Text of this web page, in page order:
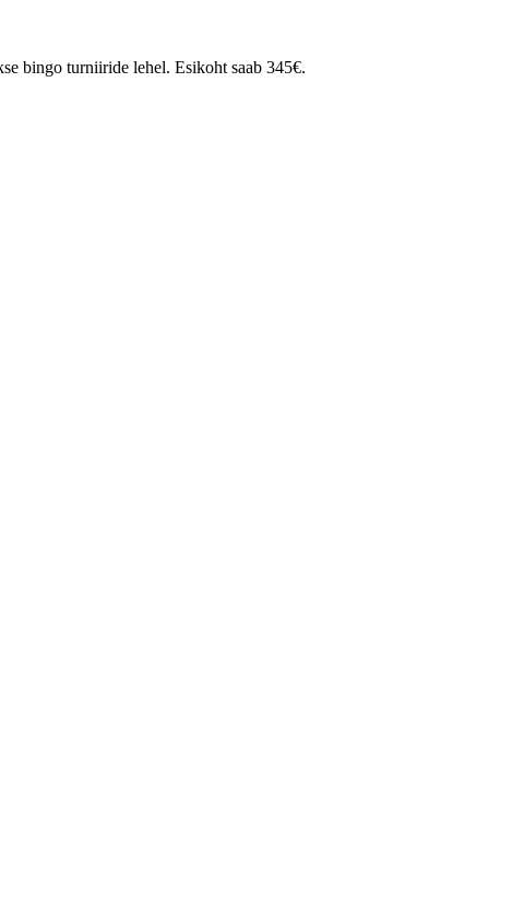
bingo turniiride lehel. Esikoht saab 345€.